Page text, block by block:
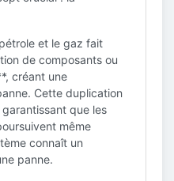
et le gaz fait
de composants ou
créant une
Cette duplication
que les
même
connaît un
panne.